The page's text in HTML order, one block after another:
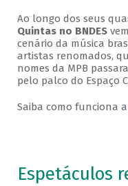
Ao longo dos seus
Quintas no BNDES
cenário da música
artistas renomados,
nomes da MPB
pelo palco do Espaço
Saiba como funciona a
Espetáculos